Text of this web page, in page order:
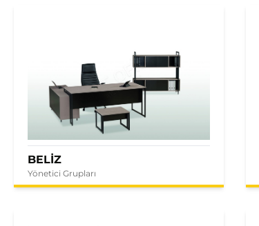
BELİZ
Yönetici Grupları